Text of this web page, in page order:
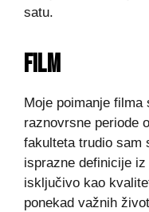
satu.
FILM
Moje poimanje
raznovrsne periode
fakulteta trudio sam
isprazne definicije
isključivo kao
ponekad važnih